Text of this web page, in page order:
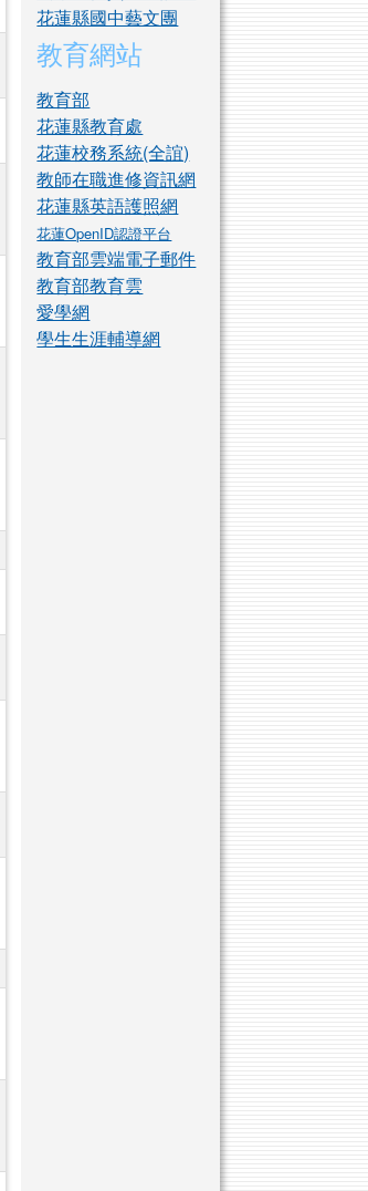
花蓮縣國中藝文團
教育網站
教育部
花蓮縣教育處
花蓮校務系統(全誼)
教師在職進修資訊網
花蓮縣英語護照網
花蓮OpenID認證平台
教育部雲端電子郵件
教育部教育雲
愛學網
學生生涯輔導網